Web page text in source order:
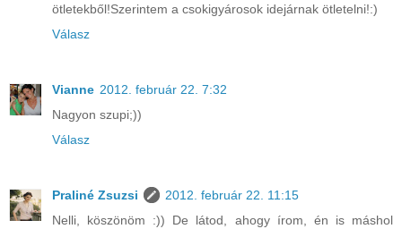
ötletekből!Szerintem a csokigyárosok idejárnak ötletelni!:)
Válasz
Vianne 2012. február 22. 7:32
Nagyon szupi;))
Válasz
Praliné Zsuzsi
2012. február 22. 11:15
Nelli, köszönöm :)) De látod, ahogy írom, én is máshol